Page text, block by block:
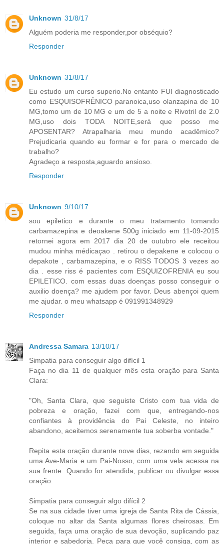
Unknown 31/8/17
Alguém poderia me responder,por obséquio?
Responder
Unknown 31/8/17
Eu estudo um curso superio.No entanto FUI diagnosticado
como ESQUISOFRÊNICO paranoica,uso olanzapina de 10
MG,tomo um de 10 MG e um de 5 a noite e Rivotril de 2.0
MG,uso dois TODA NOITE,será que posso me
APOSENTAR? Atrapalharia meu mundo acadêmico?
Prejudicaria quando eu formar e for para o mercado de
trabalho?
Agradeço a resposta,aguardo ansioso.
Responder
Unknown 9/10/17
sou epiletico e durante o meu tratamento tomando
carbamazepina e deoakene 500g iniciado em 11-09-2015
retornei agora em 2017 dia 20 de outubro ele receitou
mudou minha médicaçao . retirou o depakene e colocou o
depakote , carbamazepina, e o RISS TODOS 3 vezes ao
dia . esse riss é pacientes com ESQUIZOFRENIA eu sou
EPILETICO. com essas duas doenças posso conseguir o
auxilio doença? me ajudem por favor. Deus abençoi quem
me ajudar. o meu whatsapp é 091991348929
Responder
Andressa Samara 13/10/17
Simpatia para conseguir algo difícil 1
Faça no dia 11 de qualquer mês esta oração para Santa
Clara:
"Oh, Santa Clara, que seguiste Cristo com tua vida de
pobreza e oração, fazei com que, entregando-nos
confiantes à providência do Pai Celeste, no inteiro
abandono, aceitemos serenamente tua soberba vontade."
Repita esta oração durante nove dias, rezando em seguida
uma Ave-Maria e um Pai-Nosso, com uma vela acessa na
sua frente. Quando for atendida, publicar ou divulgar essa
oração.
Simpatia para conseguir algo difícil 2
Se na sua cidade tiver uma igreja de Santa Rita de Cássia,
coloque no altar da Santa algumas flores cheirosas. Em
seguida, faça uma oração de sua devoção, suplicando paz
interior e sabedoria. Peça para que você consiga, com as